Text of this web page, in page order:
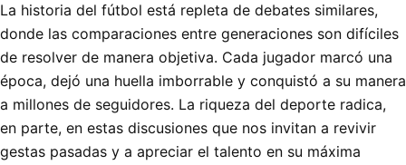
La historia del fútbol está repleta de debates similares,
donde las comparaciones entre generaciones son difíciles
de resolver de manera objetiva. Cada jugador marcó una
época, dejó una huella imborrable y conquistó a su manera
a millones de seguidores. La riqueza del deporte radica,
en parte, en estas discusiones que nos invitan a revivir
gestas pasadas y a apreciar el talento en su máxima